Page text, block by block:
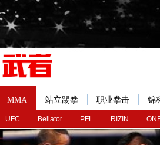
MMA
UFC Bellator PFL RIZIN
站立踢拳 职业拳击 锦